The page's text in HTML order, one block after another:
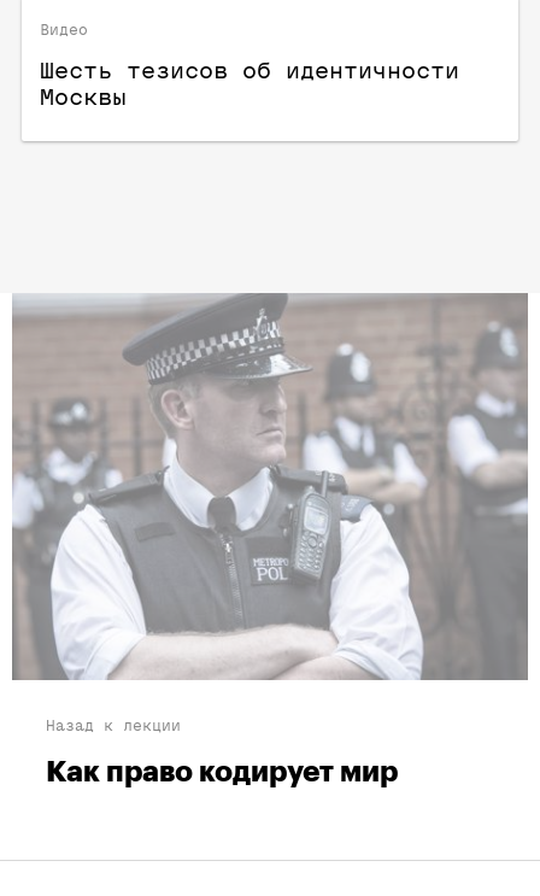
Видео
Шесть тезисов об идентичности
Москвы
Назад к лекции
Как право кодирует мир